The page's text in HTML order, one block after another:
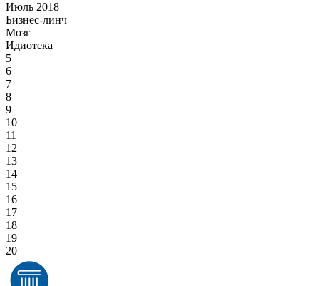
Июль 2018
Бизнес-линч
Мозг
Идиотека
5
6
7
8
9
10
11
12
13
14
15
16
17
18
19
20